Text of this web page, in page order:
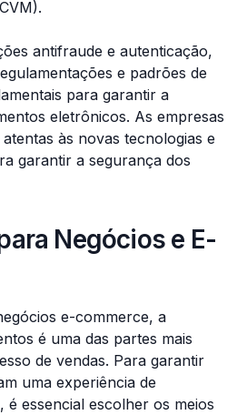
antifraude e autenticação,
e padrões de
para garantir a
eletrônicos. As empresas
às novas tecnologias e
garantir a segurança dos
Negócios e E-
e-commerce, a
é uma das partes mais
de vendas. Para garantir
uma experiência de
é essencial escolher os meios